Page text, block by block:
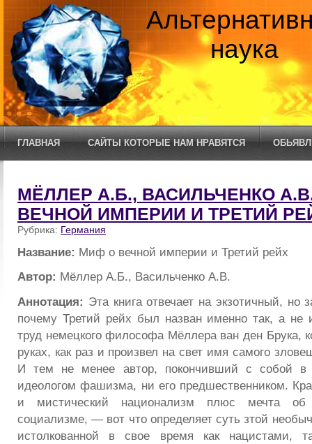
наука
ГЛАВНАЯ САЙТЫ КОТОРЫЕ НАМ НРАВЯТСЯ
МЁЛЛЕР А.Б., ВАСИЛЬЧЕНКО
ВЕЧНОЙ ИМПЕРИИ И ТРЕТИЙ
Рубрика: Германия
Название: Миф о вечной империи и Третий рейх
Автор: Мёллер А.Б., Васильченко А.В.
Аннотация: Эта книга отвечает на экзотичный, но
почему Третий рейх был назван именно так, а не
труд немецкого философа Мёллера ван ден Брука,
руках, как раз и произвел на свет имя самого
И тем не менее автор, покончивший с собой
идеологом фашизма, ни его предшественником.
и мистический национализм плюс мечта об
социализме, — вот что определяет суть зтой
истолкованной в свое время как нацистами,